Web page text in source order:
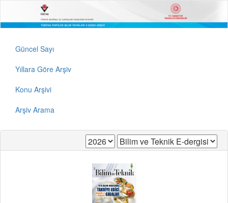
Güncel Sayı
Yıllara Göre Arşiv
Konu Arşivi
Arşiv Arama